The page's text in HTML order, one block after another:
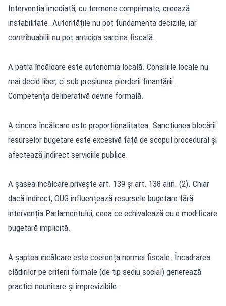
Intervenția imediată, cu termene comprimate, creează
instabilitate. Autoritățile nu pot fundamenta deciziile, iar
contribuabilii nu pot anticipa sarcina fiscală.
A patra încălcare este autonomia locală. Consiliile locale nu
mai decid liber, ci sub presiunea pierderii finanțării.
Competența deliberativă devine formală.
A cincea încălcare este proporționalitatea. Sancțiunea blocării
resurselor bugetare este excesivă față de scopul procedural și
afectează indirect serviciile publice.
A șasea încălcare privește art. 139 și art. 138 alin. (2). Chiar
dacă indirect, OUG influențează resursele bugetare fără
intervenția Parlamentului, ceea ce echivalează cu o modificare
bugetară implicită.
A șaptea încălcare este coerența normei fiscale. Încadrarea
clădirilor pe criterii formale (de tip sediu social) generează
practici neunitare și imprevizibile.